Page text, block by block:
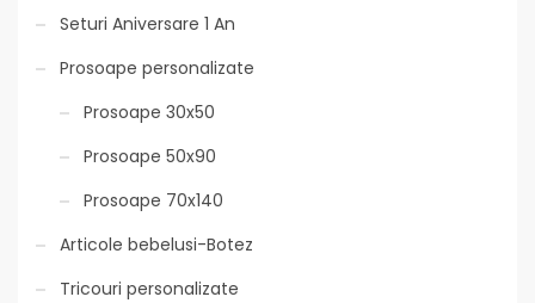
Seturi Aniversare 1 An
Prosoape personalizate
Prosoape 30x50
Prosoape 50x90
Prosoape 70x140
Articole bebelusi-Botez
Tricouri personalizate